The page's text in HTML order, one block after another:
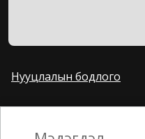
Нууцлалын бодлого